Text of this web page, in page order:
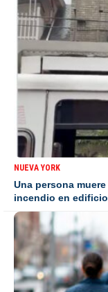
NUEVA YORK
Una persona
incendio en